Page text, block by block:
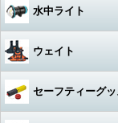
アーム関連
グリップ・ベース・ス
ビデオライトアクセサ
パーツ
カメラメンテナンス用品
書籍・DVD
アクセサリー・その他
水深計
激安！重器材セット
おススメ！重器材セット
度入りマスク
アクセサリ・パーツ・
アクセサリ・パーツ・
デッキソール（ボート
カレンダーソール（磯
チ向け）
ローカット
その他
3シーズングローブ
サマーグローブ
ウィンターグローブ
その他
ソックス
軽器材セット
オススメ！軽器材セット
ドライスーツアクセサリー
ドライスーツインナー
ラッシュガード
ギアバッグ
ハードケース
ウォータープルーフバッ
ステンレス
折りたたみ
クッキング向け
ハサミ
ラインカッター
カラビナ・フック
（DIVE）
iPhone・スマホ・携帯
iPad用
アクセサリー・その他
水中ライト
ワイドタイプ
ワイド・スポット切り替
ウェイト
ウェイトセーフティーグ